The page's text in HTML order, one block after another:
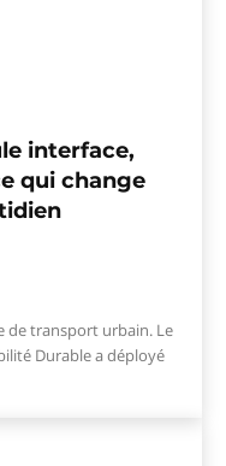
interface,
qui change
de transport urbain. Le
Durable a déployé